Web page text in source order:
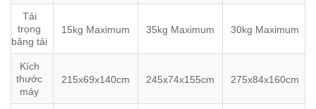
Tải
trọng
băng tải
15kg Maximum 35kg Maximum 30kg Maximum
Kích
thước
máy
215x69x140cm 245x74x155cm 275x84x160cm